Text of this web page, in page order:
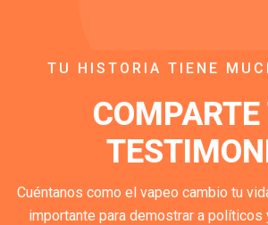
TU HISTORIA TIENE
COMPARTE
Cuéntanos como el vapeo cambio tu
importante para demostrar a políticos